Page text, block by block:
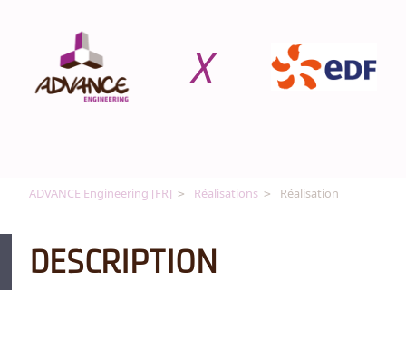
X
ADVANCE Engineering [FR] Réalisations Réalisation
DESCRIPTION